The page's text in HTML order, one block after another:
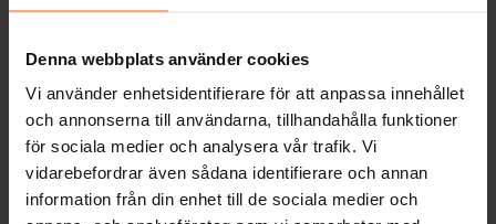
Denna webbplats använder cookies
Vi använder enhetsidentifierare för att anpassa innehållet
och annonserna till användarna, tillhandahålla funktioner
för sociala medier och analysera vår trafik. Vi
vidarebefordrar även sådana identifierare och annan
information från din enhet till de sociala medier och
VARMLUFTSGALLER TILL
KAMININSATS
Varmluftsgaller
hörn vänster
76,6×54,7×12 svart
VARMLUFTSGALLER TILL
KAMININSATS
Varmluftsgaller
940kr